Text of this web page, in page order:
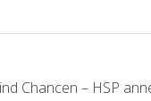
Chancen – HSP